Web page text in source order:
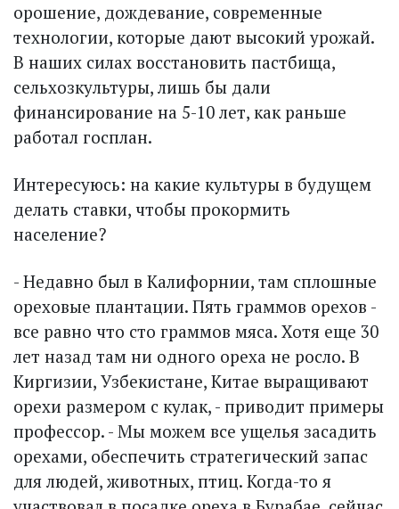
орошение, дождевание, современные
технологии, которые дают высокий урожай.
В наших силах восстановить пастбища,
сельхозкультуры, лишь бы дали
финансирование на 5-10 лет, как раньше
работал госплан.
Интересуюсь: на какие культуры в будущем
делать ставки, чтобы прокормить
население?
- Недавно был в Калифорнии, там сплошные
ореховые плантации. Пять граммов орехов -
все равно что сто граммов мяса. Хотя еще 30
лет назад там ни одного ореха не росло. В
Киргизии, Узбекистане, Китае выращивают
орехи размером с кулак, - приводит примеры
профессор. - Мы можем все ущелья засадить
орехами, обеспечить стратегический запас
для людей, животных, птиц. Когда-то я